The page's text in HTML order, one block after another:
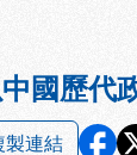
國歷代
製連結